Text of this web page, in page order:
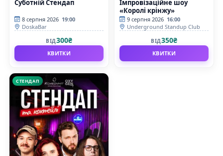
Суботній Стендап
8 серпня 2026 19:00
DoskaBar
ВІД300₴
КВИТКИ
Імпровізаційне шоу
«Королі крінжу»
9 серпня 2026 16:00
Underground Standup Club
ВІД350₴
КВИТКИ
СТЕНДАП